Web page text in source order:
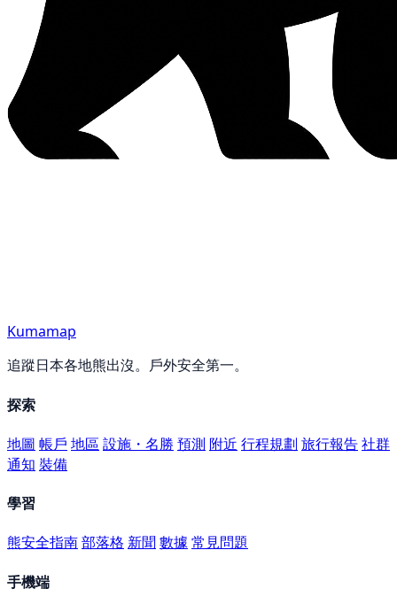
Kumamap
追蹤日本各地熊出沒。戶外安全第一。
探索
地圖 帳戶 地區 設施・名勝 預測 附近 行程規劃 旅行報告社群
通知 裝備
學習
熊安全指南部落格 新聞數據 常見問題
手機端